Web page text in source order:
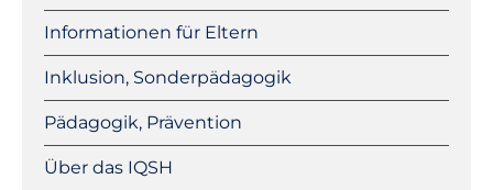
Informationen für Eltern
Inklusion, Sonderpädagogik
Pädagogik, Prävention
Über das IQSH